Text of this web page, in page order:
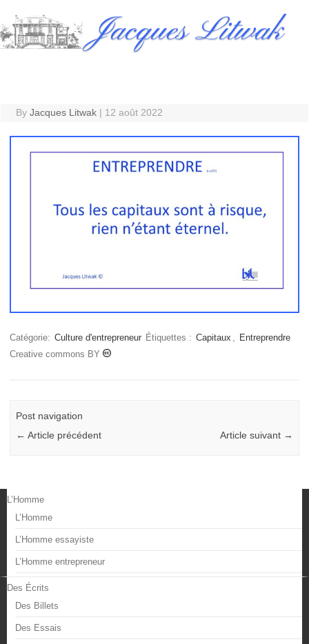
to
content
Jacques Litwak
By Jacques Litwak | 12 août 2022
Catégorie: Culture d'entrepreneur Étiquettes : Capitaux
Entreprendre
Creative commons BY
Post navigation
← Article précédent Article suivant →
L’Homme
L’Homme
L’Homme essayiste
L’Homme entrepreneur
Des Écrits
Des Billets
Des Essais